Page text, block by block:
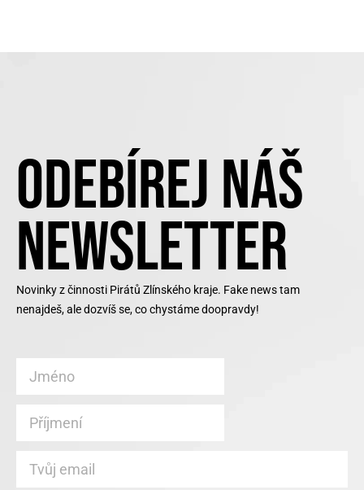
ODEBÍREJ NÁŠ
NEWSLETTER
Novinky z činnosti Pirátů Zlínského kraje. Fake news tam
nenajdeš, ale dozvíš se, co chystáme doopravdy!